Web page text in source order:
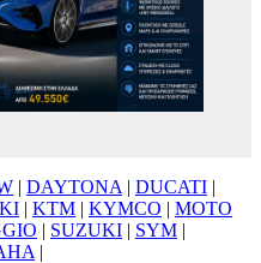
| DAYTONA | DUCATI |
| KTM | KYMCO | MOTO
| SUZUKI | SYM |
|